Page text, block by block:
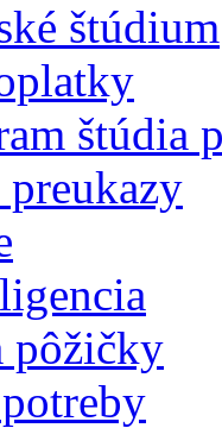
štúdium
štúdia
preukazy
pôžičky